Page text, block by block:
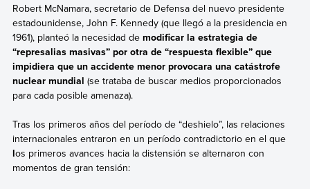
Robert McNamara, secretario de Defensa del nuevo presidente
estadounidense, John F. Kennedy (que llegó a la presidencia en
1961), planteó la necesidad de modificar la estrategia de
“represalias masivas” por otra de “respuesta flexible” que
impidiera que un accidente menor provocara una catástrofe
nuclear mundial (se trataba de buscar medios proporcionados
para cada posible amenaza).
Tras los primeros años del período de “deshielo”, las relaciones
internacionales entraron en un período contradictorio en el que
los primeros avances hacia la distensión se alternaron con
momentos de gran tensión: